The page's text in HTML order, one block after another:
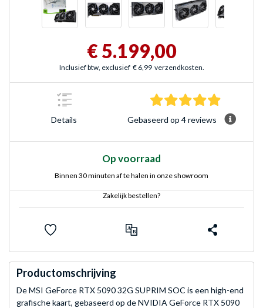
€ 5.199,00
Inclusief btw, exclusief € 6,99 verzendkosten.
Details
5.0 sterren
Gebaseerd op 4 reviews
Op voorraad
Binnen 30 minuten af te halen in onze showroom
Zakelijk bestellen?
Productomschrijving
De MSI GeForce RTX 5090 32G SUPRIM SOC is een high-end
grafische kaart, gebaseerd op de NVIDIA GeForce RTX 5090